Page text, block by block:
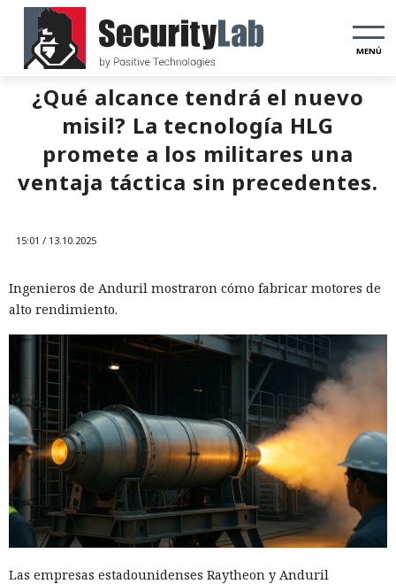
MENÚ
¿Qué alcance tendrá el nuevo
misil? La tecnología HLG
promete a los militares una
ventaja táctica sin precedentes.
15:01 / 13.10.2025
Ingenieros de Anduril mostraron cómo fabricar motores de
alto rendimiento.
Las empresas estadounidenses Raytheon y Anduril